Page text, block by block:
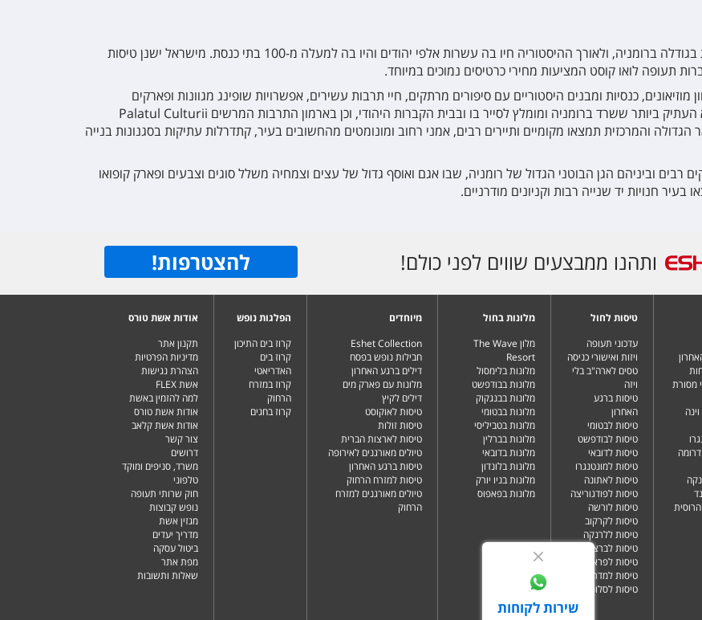
שירות לקוחות
העיר יאסי, או יאשי, היא בירת מחוז מולדובה והעיר הרביעית בגודלה ברומניה, ולאורך ההיסטוריה חיו בה עשרות אלפי יהודים והיו בה למעלה מ-100 בתי כנסת. מישראל ישנן טיסות
כנסיות ומבנים היסטוריים עם סיפורים מרתקים, חיי תרבות עשירים, אפשרויות שופינג מגוונות ופארקים
מטופחים. בעיר שוכן בית הכנסת הגדול מהמאה ה-17 שהוא העתיק ביותר ששרד ברומניה ומומלץ לסייר בו ובבית הקברות היהודי, וכן בארמון התרבות המרשים Palatul Culturii
והמרכזית תמצאו מקומיים ותיירים רבים, אמני רחוב ומונומטים מהחשובים בעיר, קתדרלות עתיקות בסגנונות בנייה
רבים וביניהם הגן הבוטני הגדול של רומניה, שבו אגם ואוסף גדול של עצים וצמחיה משלל סוגים וצבעים ופארק קופואו
ותהנו ממבצעים שווים לפני כולם! להצטרפות!
מסורת
טיסות לחול
עדכוני תעופה
ויזות ואישורי כניסה
טסים לארה"ב בלי
ויזה
טיסות ברגע
האחרון
טיסות לבטומי
טיסות לבודפשט
טיסות לדובאי
טיסות למונטנגרו
טיסות לאתונה
טיסות לפודגוריצה
טיסות לורשה
טיסות לקרקוב
טיסות ללרנקה
טיסות לברצלונה
טיסות לפראג
טיסות למדריד
טיסות לסלוניקי
מלונות בחול
מלון The Wave
Resort
מלונות בלימסול
מלונות בבודפשט
מלונות בבנגקוק
מלונות בבטומי
מלונות בטביליסי
מלונות בברלין
מלונות בדובאי
מלונות בלונדון
מלונות בניו יורק
מלונות בפאפוס
מיוחדים
Eshet Collection
חבילות נופש בפסח
דילים ברגע האחרון
מלונות עם פארק מים
דילים לקיץ
טיסות לאוקוסט
טיסות זולות
טיסות לארצות הברית
טיולים מאורגנים לאירופה
טיסות ברגע האחרון
טיסות למזרח הרחוק
טיולים מאורגנים למזרח
הרחוק
הפלגות נופש
קרוז בים התיכון
קרוז בים
האדריאטי
קרוז במזרח
הרחוק
קרוז בחגים
אודות אשת טורס
תקנון אתר
מדיניות הפרטיות
הצהרת נגישות
אשת FLEX
למה להזמין באשת
אודות אשת טורס
אודות אשת קלאב
צור קשר
דרושים
משרד, סניפים ומוקד
טלפוני
חוק שרותי תעופה
נופש קבוצות
מגזין אשת
מדריך יעדים
ביטול עסקה
מפת אתר
שאלות ותשובות